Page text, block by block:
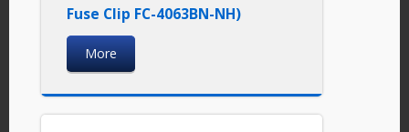
Fuse Clip FC-4063BN-NH)
More